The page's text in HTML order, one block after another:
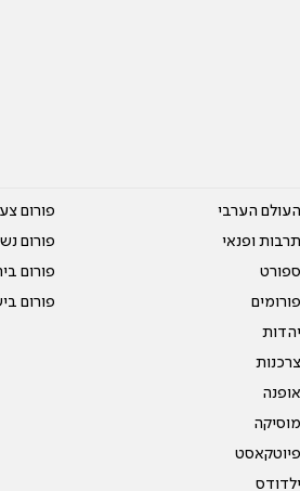
העולם הערבי
תרבות ופנאי
ספורט
פורומים
יהדות
צרכנות
אופנה
מוסיקה
פיוטקאסט
ילדודס
פורום
פורום
פורום
פורום